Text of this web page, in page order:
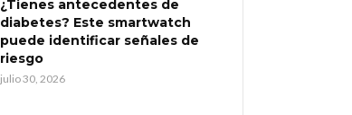
¿Tienes antecedentes de
diabetes? Este smartwatch
puede identificar señales de
riesgo
julio 30, 2026